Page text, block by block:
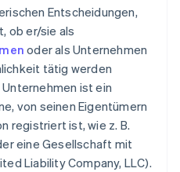
(EIN)
neu zuweisen
und Lizenzen
eigener Mittel
des 83(b)-
plus
im Wert von
Entscheidungen,
ob er/sie als
oder als Unternehmen
tätig werden
ist ein
von seinen Eigentümern
registriert ist, wie z. B.
eine Gesellschaft mit
Liability Company, LLC).